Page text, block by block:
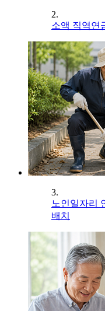
2.
소액 직역연
3.
노인일자리
배치